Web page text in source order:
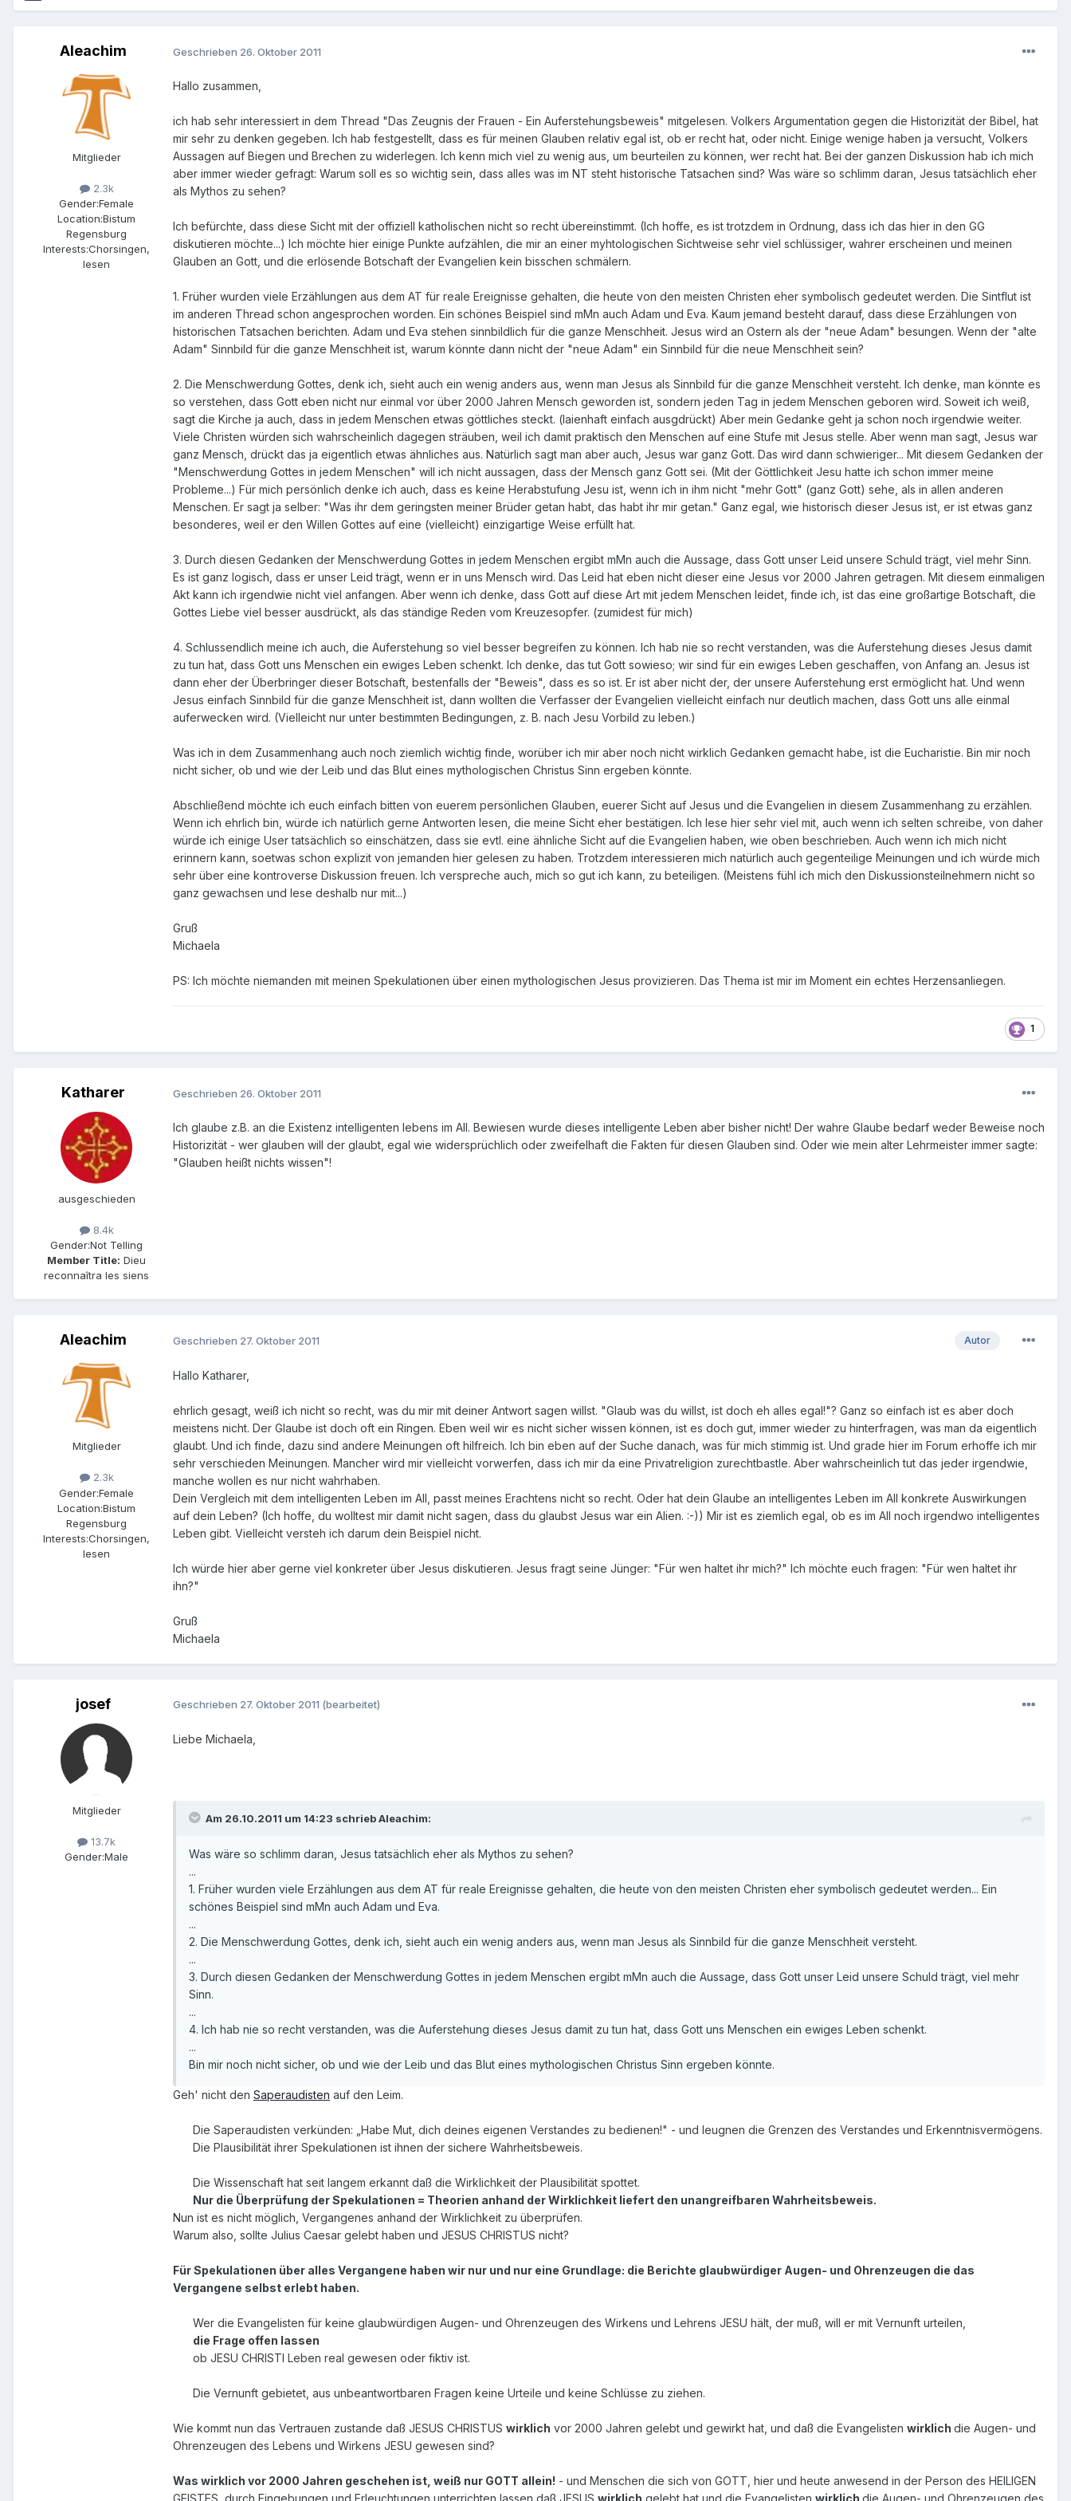
Aleachim
Mitglieder
2.3k
Gender:Female
Location:Bistum
Regensburg
Interests:Chorsingen,
lesen
Geschrieben 26. Oktober 2011
Hallo zusammen,
ich hab sehr interessiert in dem Thread "Das Zeugnis der Frauen - Ein Auferstehungsbeweis" mitgelesen. Volkers Argumentation gegen die Historizität der Bibel, hat
mir sehr zu denken gegeben. Ich hab festgestellt, dass es für meinen Glauben relativ egal ist, ob er recht hat, oder nicht. Einige wenige haben ja versucht, Volkers
Aussagen auf Biegen und Brechen zu widerlegen. Ich kenn mich viel zu wenig aus, um beurteilen zu können, wer recht hat. Bei der ganzen Diskussion hab ich mich
aber immer wieder gefragt: Warum soll es so wichtig sein, dass alles was im NT steht historische Tatsachen sind? Was wäre so schlimm daran, Jesus tatsächlich eher
als Mythos zu sehen?
Ich befürchte, dass diese Sicht mit der offiziell katholischen nicht so recht übereinstimmt. (Ich hoffe, es ist trotzdem in Ordnung, dass ich das hier in den GG
diskutieren möchte...) Ich möchte hier einige Punkte aufzählen, die mir an einer myhtologischen Sichtweise sehr viel schlüssiger, wahrer erscheinen und meinen
Glauben an Gott, und die erlösende Botschaft der Evangelien kein bisschen schmälern.
1. Früher wurden viele Erzählungen aus dem AT für reale Ereignisse gehalten, die heute von den meisten Christen eher symbolisch gedeutet werden. Die Sintflut ist
im anderen Thread schon angesprochen worden. Ein schönes Beispiel sind mMn auch Adam und Eva. Kaum jemand besteht darauf, dass diese Erzählungen von
historischen Tatsachen berichten. Adam und Eva stehen sinnbildlich für die ganze Menschheit. Jesus wird an Ostern als der "neue Adam" besungen. Wenn der "alte
Adam" Sinnbild für die ganze Menschheit ist, warum könnte dann nicht der "neue Adam" ein Sinnbild für die neue Menschheit sein?
2. Die Menschwerdung Gottes, denk ich, sieht auch ein wenig anders aus, wenn man Jesus als Sinnbild für die ganze Menschheit versteht. Ich denke, man könnte es
so verstehen, dass Gott eben nicht nur einmal vor über 2000 Jahren Mensch geworden ist, sondern jeden Tag in jedem Menschen geboren wird. Soweit ich weiß,
sagt die Kirche ja auch, dass in jedem Menschen etwas göttliches steckt. (laienhaft einfach ausgdrückt) Aber mein Gedanke geht ja schon noch irgendwie weiter.
Viele Christen würden sich wahrscheinlich dagegen sträuben, weil ich damit praktisch den Menschen auf eine Stufe mit Jesus stelle. Aber wenn man sagt, Jesus war
ganz Mensch, drückt das ja eigentlich etwas ähnliches aus. Natürlich sagt man aber auch, Jesus war ganz Gott. Das wird dann schwieriger... Mit diesem Gedanken der
"Menschwerdung Gottes in jedem Menschen" will ich nicht aussagen, dass der Mensch ganz Gott sei. (Mit der Göttlichkeit Jesu hatte ich schon immer meine
Probleme...) Für mich persönlich denke ich auch, dass es keine Herabstufung Jesu ist, wenn ich in ihm nicht "mehr Gott" (ganz Gott) sehe, als in allen anderen
Menschen. Er sagt ja selber: "Was ihr dem geringsten meiner Brüder getan habt, das habt ihr mir getan." Ganz egal, wie historisch dieser Jesus ist, er ist etwas ganz
besonderes, weil er den Willen Gottes auf eine (vielleicht) einzigartige Weise erfüllt hat.
3. Durch diesen Gedanken der Menschwerdung Gottes in jedem Menschen ergibt mMn auch die Aussage, dass Gott unser Leid unsere Schuld trägt, viel mehr Sinn.
Es ist ganz logisch, dass er unser Leid trägt, wenn er in uns Mensch wird. Das Leid hat eben nicht dieser eine Jesus vor 2000 Jahren getragen. Mit diesem einmaligen
Akt kann ich irgendwie nicht viel anfangen. Aber wenn ich denke, dass Gott auf diese Art mit jedem Menschen leidet, finde ich, ist das eine großartige Botschaft, die
Gottes Liebe viel besser ausdrückt, als das ständige Reden vom Kreuzesopfer. (zumidest für mich)
4. Schlussendlich meine ich auch, die Auferstehung so viel besser begreifen zu können. Ich hab nie so recht verstanden, was die Auferstehung dieses Jesus damit
zu tun hat, dass Gott uns Menschen ein ewiges Leben schenkt. Ich denke, das tut Gott sowieso; wir sind für ein ewiges Leben geschaffen, von Anfang an. Jesus ist
dann eher der Überbringer dieser Botschaft, bestenfalls der "Beweis", dass es so ist. Er ist aber nicht der, der unsere Auferstehung erst ermöglicht hat. Und wenn
Jesus einfach Sinnbild für die ganze Menschheit ist, dann wollten die Verfasser der Evangelien vielleicht einfach nur deutlich machen, dass Gott uns alle einmal
auferwecken wird. (Vielleicht nur unter bestimmten Bedingungen, z. B. nach Jesu Vorbild zu leben.)
Was ich in dem Zusammenhang auch noch ziemlich wichtig finde, worüber ich mir aber noch nicht wirklich Gedanken gemacht habe, ist die Eucharistie. Bin mir noch
nicht sicher, ob und wie der Leib und das Blut eines mythologischen Christus Sinn ergeben könnte.
Abschließend möchte ich euch einfach bitten von euerem persönlichen Glauben, euerer Sicht auf Jesus und die Evangelien in diesem Zusammenhang zu erzählen.
Wenn ich ehrlich bin, würde ich natürlich gerne Antworten lesen, die meine Sicht eher bestätigen. Ich lese hier sehr viel mit, auch wenn ich selten schreibe, von daher
würde ich einige User tatsächlich so einschätzen, dass sie evtl. eine ähnliche Sicht auf die Evangelien haben, wie oben beschrieben. Auch wenn ich mich nicht
erinnern kann, soetwas schon explizit von jemanden hier gelesen zu haben. Trotzdem interessieren mich natürlich auch gegenteilige Meinungen und ich würde mich
sehr über eine kontroverse Diskussion freuen. Ich verspreche auch, mich so gut ich kann, zu beteiligen. (Meistens fühl ich mich den Diskussionsteilnehmern nicht so
ganz gewachsen und lese deshalb nur mit...)
Gruß
Michaela
PS: Ich möchte niemanden mit meinen Spekulationen über einen mythologischen Jesus provizieren. Das Thema ist mir im Moment ein echtes Herzensanliegen.
1
Katharer
ausgeschieden
8.4k
Gender:Not Telling
Member Title: Dieu
reconnaîtra les siens
Geschrieben 26. Oktober 2011
Ich glaube z.B. an die Existenz intelligenten lebens im All. Bewiesen wurde dieses intelligente Leben aber bisher nicht! Der wahre Glaube bedarf weder Beweise noch
Historizität - wer glauben will der glaubt, egal wie widersprüchlich oder zweifelhaft die Fakten für diesen Glauben sind. Oder wie mein alter Lehrmeister immer sagte:
"Glauben heißt nichts wissen"!
Aleachim
Mitglieder
2.3k
Gender:Female
Location:Bistum
Regensburg
Interests:Chorsingen,
lesen
Autor
Geschrieben 27. Oktober 2011
Hallo Katharer,
ehrlich gesagt, weiß ich nicht so recht, was du mir mit deiner Antwort sagen willst. "Glaub was du willst, ist doch eh alles egal!"? Ganz so einfach ist es aber doch
meistens nicht. Der Glaube ist doch oft ein Ringen. Eben weil wir es nicht sicher wissen können, ist es doch gut, immer wieder zu hinterfragen, was man da eigentlich
glaubt. Und ich finde, dazu sind andere Meinungen oft hilfreich. Ich bin eben auf der Suche danach, was für mich stimmig ist. Und grade hier im Forum erhoffe ich mir
sehr verschieden Meinungen. Mancher wird mir vielleicht vorwerfen, dass ich mir da eine Privatreligion zurechtbastle. Aber wahrscheinlich tut das jeder irgendwie,
manche wollen es nur nicht wahrhaben.
Dein Vergleich mit dem intelligenten Leben im All, passt meines Erachtens nicht so recht. Oder hat dein Glaube an intelligentes Leben im All konkrete Auswirkungen
auf dein Leben? (Ich hoffe, du wolltest mir damit nicht sagen, dass du glaubst Jesus war ein Alien. :-)) Mir ist es ziemlich egal, ob es im All noch irgendwo intelligentes
Leben gibt. Vielleicht versteh ich darum dein Beispiel nicht.
Ich würde hier aber gerne viel konkreter über Jesus diskutieren. Jesus fragt seine Jünger: "Für wen haltet ihr mich?" Ich möchte euch fragen: "Für wen haltet ihr
ihn?"
Gruß
Michaela
josef
Mitglieder
13.7k
Gender:Male
Geschrieben 27. Oktober 2011 (bearbeitet)
Liebe Michaela,
Am 26.10.2011 um 14:23 schrieb Aleachim:
Was wäre so schlimm daran, Jesus tatsächlich eher als Mythos zu sehen?
...
1. Früher wurden viele Erzählungen aus dem AT für reale Ereignisse gehalten, die heute von den meisten Christen eher symbolisch gedeutet werden... Ein
schönes Beispiel sind mMn auch Adam und Eva.
...
2. Die Menschwerdung Gottes, denk ich, sieht auch ein wenig anders aus, wenn man Jesus als Sinnbild für die ganze Menschheit versteht.
...
3. Durch diesen Gedanken der Menschwerdung Gottes in jedem Menschen ergibt mMn auch die Aussage, dass Gott unser Leid unsere Schuld trägt, viel mehr
Sinn.
...
4. Ich hab nie so recht verstanden, was die Auferstehung dieses Jesus damit zu tun hat, dass Gott uns Menschen ein ewiges Leben schenkt.
...
Bin mir noch nicht sicher, ob und wie der Leib und das Blut eines mythologischen Christus Sinn ergeben könnte.
Geh' nicht den Saperaudisten auf den Leim.
Die Saperaudisten verkünden: „Habe Mut, dich deines eigenen Verstandes zu bedienen!" - und leugnen die Grenzen des Verstandes und Erkenntnisvermögens.
Die Plausibilität ihrer Spekulationen ist ihnen der sichere Wahrheitsbeweis.
Die Wissenschaft hat seit langem erkannt daß die Wirklichkeit der Plausibilität spottet.
Nur die Überprüfung der Spekulationen = Theorien anhand der Wirklichkeit liefert den unangreifbaren Wahrheitsbeweis.
Nun ist es nicht möglich, Vergangenes anhand der Wirklichkeit zu überprüfen.
Warum also, sollte Julius Caesar gelebt haben und JESUS CHRISTUS nicht?
Für Spekulationen über alles Vergangene haben wir nur und nur eine Grundlage: die Berichte glaubwürdiger Augen- und Ohrenzeugen die das
Vergangene selbst erlebt haben.
Wer die Evangelisten für keine glaubwürdigen Augen- und Ohrenzeugen des Wirkens und Lehrens JESU hält, der muß, will er mit Vernunft urteilen,
die Frage offen lassen
ob JESU CHRISTI Leben real gewesen oder fiktiv ist.
Die Vernunft gebietet, aus unbeantwortbaren Fragen keine Urteile und keine Schlüsse zu ziehen.
Wie kommt nun das Vertrauen zustande daß JESUS CHRISTUS wirklich vor 2000 Jahren gelebt und gewirkt hat, und daß die Evangelisten wirklich die Augen- und
Ohrenzeugen des Lebens und Wirkens JESU gewesen sind?
Was wirklich vor 2000 Jahren geschehen ist, weiß nur GOTT allein! - und Menschen die sich von GOTT, hier und heute anwesend in der Person des HEILIGEN
GEISTES, durch Eingebungen und Erleuchtungen unterrichten lassen daß JESUS wirklich gelebt hat und die Evangelisten wirklich die Augen- und Ohrenzeugen des